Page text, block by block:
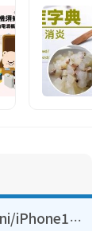
豐澤優惠勁減低至44折！Mac mini/iPhone17Pro大減價！廚房家電$220起